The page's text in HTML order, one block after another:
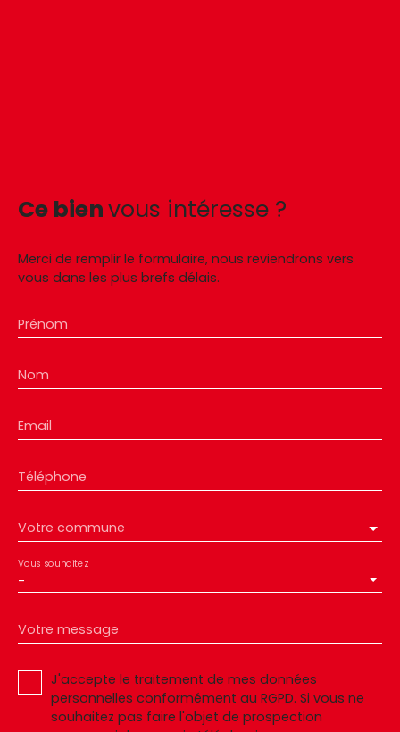
Ce bienvous intéresse ?
Merci de remplir le formulaire, nous reviendrons vers
vous dans les plus brefs délais.
Prénom
Nom
Email
Téléphone
Votre commune
-
Vous souhaitez
Votre message
J'accepte le traitement de mes données
personnelles conformément au RGPD. Si vous ne
souhaitez pas faire l'objet de prospection